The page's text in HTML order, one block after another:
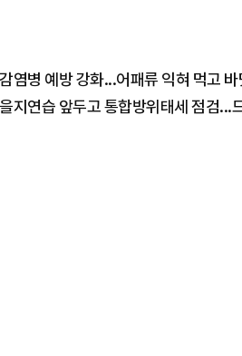
염병 예방 강화...어패류 익혀 먹고
지연습 앞두고 통합방위태세 점검...